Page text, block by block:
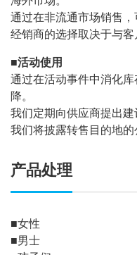
通过在非流通市场销售，
经销商的选择取决于与客
■活动使用
通过在活动事件中消化
降。
我们定期向供应商提出建
我们将披露转售目的地的
产品处理
■女性
■男士